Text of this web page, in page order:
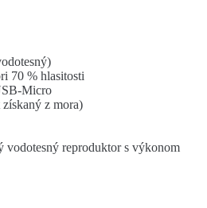
70 % hlasitosti
Micro
z mora)
reproduktor s výkonom